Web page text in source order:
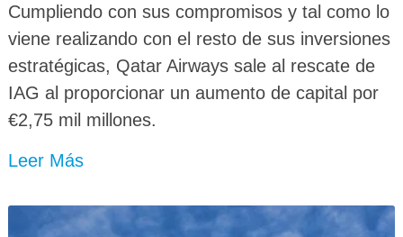
Cumpliendo con sus compromisos y tal como lo
viene realizando con el resto de sus inversiones
estratégicas, Qatar Airways sale al rescate de
IAG al proporcionar un aumento de capital por
€2,75 mil millones.
Leer Más